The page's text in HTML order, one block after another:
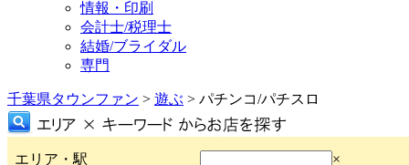
情報・印刷
会計士/税理士
結婚/ブライダル
専門
千葉県タウンファン > 遊ぶ > パチンコ/パチスロ
エリア・駅 ×